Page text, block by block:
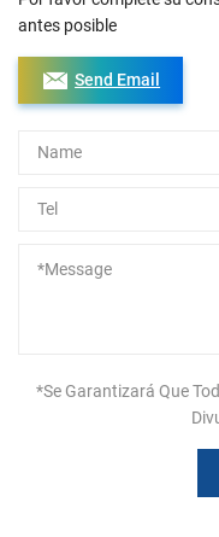
antes posible
Send Email
*Se Garantizará Que
Alternative: